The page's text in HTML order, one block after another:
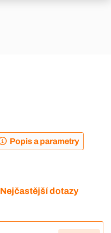
Popis a parametry
Nejčastější dotazy